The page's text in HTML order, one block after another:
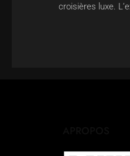
croisières luxe.